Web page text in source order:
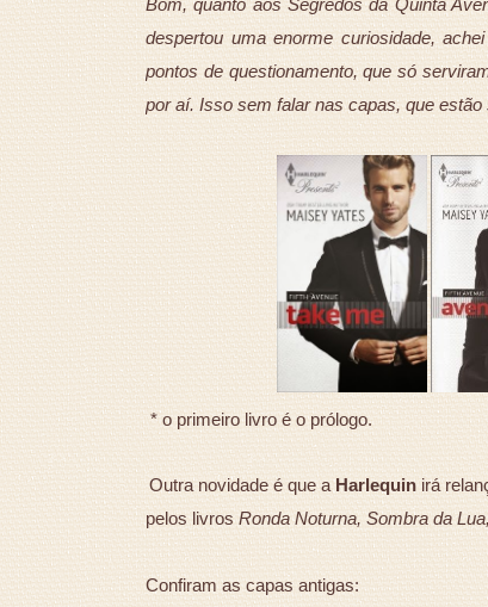
Bom, quanto aos Segredos da Quinta
despertou uma enorme curiosidade,
pontos de questionamento, que só
por aí. Isso sem falar nas capas, que
* o primeiro livro é o prólogo.
Outra novidade é que aHarlequin irá
pelos livrosRonda Noturna, Sombra da
Confiram as capas antigas: